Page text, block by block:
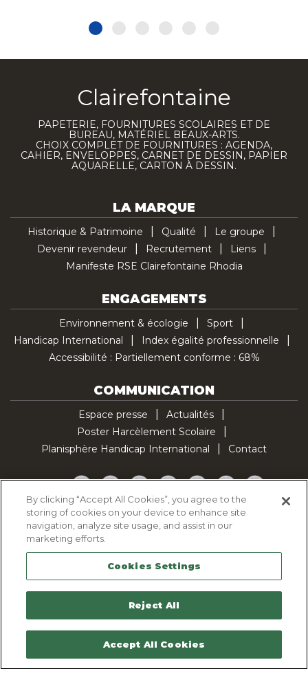
Clairefontaine
PAPETERIE, FOURNITURES SCOLAIRES ET DE
BUREAU, MATÉRIEL BEAUX-ARTS.
CHOIX COMPLET DE FOURNITURES : AGENDA,
CAHIER, ENVELOPPES, CARNET DE DESSIN, PAPIER
AQUARELLE, CARTON À DESSIN.
LA MARQUE
Historique & Patrimoine Qualité
Le groupe
Devenir revendeur
Recrutement
Liens
Manifeste RSE Clairefontaine Rhodia
ENGAGEMENTS
Environnement & écologie
Sport
Handicap International
Index égalité professionnelle
Accessibilité : Partiellement conforme : 68%
COMMUNICATION
Espace presse
Actualités
Poster Harcèlement Scolaire
Planisphère Handicap International
Contact
Facebook
TwitterYouTubePinterestInstagramLinkedInTikTok
Politique d'utilisation des cookies
Politique de confidentialité
Mentions légales
Plan du site
Contactez-nous
By clicking “Accept All Cookies”, you agree to the
storing of cookies on your device to enhance site
navigation, analyze site usage, and assist in our
marketing efforts.
Cookies Settings
Reject All
Accept All Cookies